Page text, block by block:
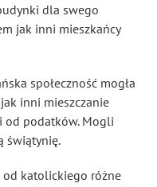
dla swego
jak inni mieszkańcy
społeczność mogła
inni mieszczanie
od podatków. Mogli
świątynię.
katolickiego różne